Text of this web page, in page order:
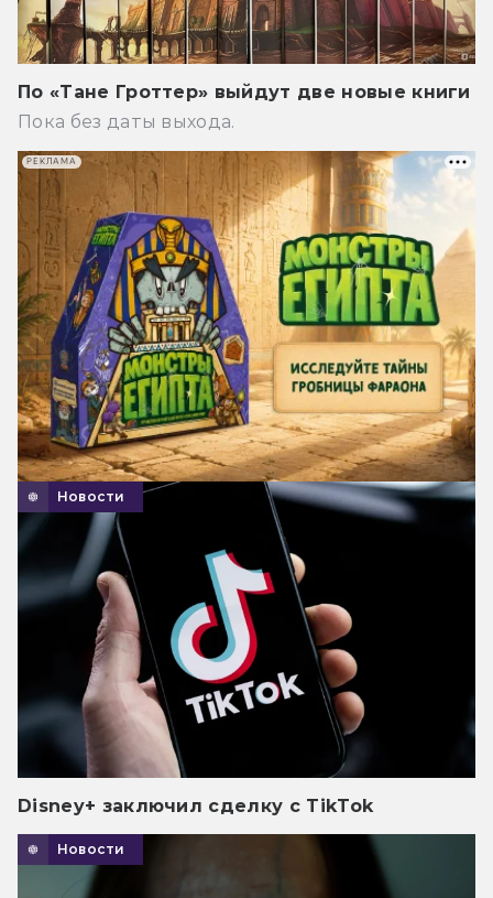
По «Тане Гроттер» выйдут две новые книги
Пока без даты выхода.
Новости
Disney+ заключил сделку с TikTok
Новости
РЕКЛАМА